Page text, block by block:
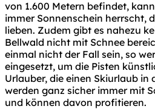
von 1.600 Metern befindet,
immer Sonnenschein herrscht,
lieben. Zudem gibt es nahezu
Bellwald nicht mit Schnee
einmal nicht der Fall sein, so
eingesetzt, um die Pisten
Urlauber, die einen Skiurlaub in
werden ganz sicher immer mit
und können davon profitieren.